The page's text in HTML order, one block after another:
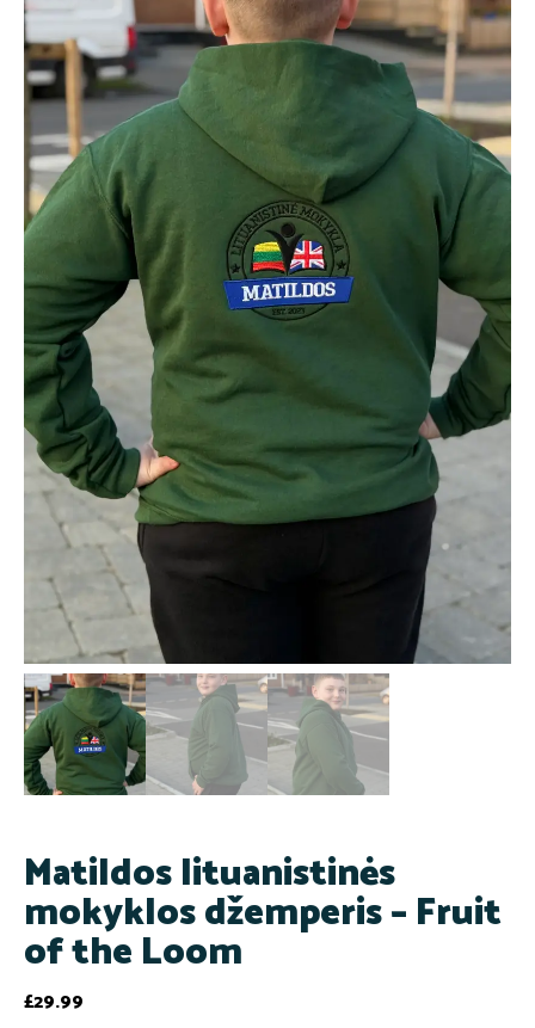
Matildos lituanistinės
mokyklos džemperis – Fruit
of the Loom
£29.99